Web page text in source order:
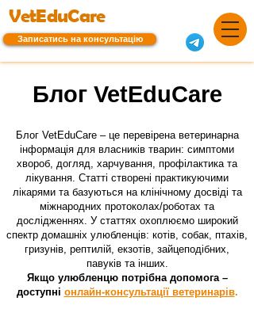
VetEduCare
Записатись на консультацію
Блог VetEduCare
Блог VetEduCare – це перевірена ветеринарна
інформація для власників тварин: симптоми
хвороб, догляд, харчування, профілактика та
лікування. Статті створені практикуючими
лікарями та базуються на клінічному досвіді та
міжнародних протоколах/роботах та
дослідженнях. У статтях охоплюємо широкий
спектр домашніх улюбленців: котів, собак, птахів,
гризунів, рептилій, екзотів, зайцеподібних,
павуків та інших.
Якщо улюбленцю потрібна допомога –
доступні онлайн-консультації ветеринарів.